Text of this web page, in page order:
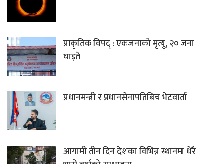
प्राकृतिक विपद् : एकजनाको मृत्यु, २० जना
घाइते
प्रधानमन्त्री र प्रधानसेनापतिबिच भेटवार्ता
आगामी तीन दिन देशका विभिन्न स्थानमा धेरै